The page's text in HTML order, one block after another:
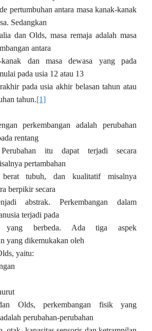
pertumbuhan antara masa kanak-kanak
Sedangkan
dan Olds, masa remaja adalah masa
antara
kanak dan masa dewasa yang pada
pada usia 12 atau 13
pada usia akhir belasan tahun atau
tahun.[1]
perkembangan adalah perubahan
rentang
itu dapat terjadi secara
pertambahan
tubuh, dan kualitatif misalnya
berpikir secara
abstrak. Perkembangan dalam
terjadi pada
yang berbeda. Ada tiga aspek
yang dikemukakan oleh
yaitu:
Olds, perkembangan fisik yang
perubahan-perubahan